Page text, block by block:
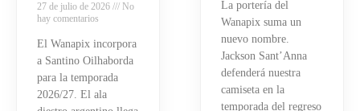
27 de julio de 2026
No
hay comentarios
El Wanapix incorpora
a Santino Oilhaborda
para la temporada
2026/27. El ala
La portería del
Wanapix suma un
nuevo nombre.
Jackson Sant’Anna
defenderá nuestra
camiseta en la
temporada del regreso